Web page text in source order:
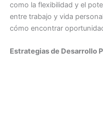
como la flexibilidad y el
entre trabajo y vida
cómo encontrar
Estrategias de Desarrollo